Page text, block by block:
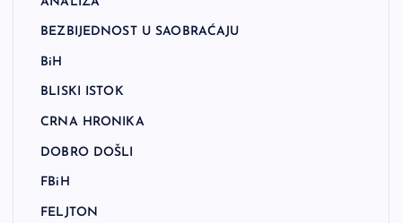
BEZBIJEDNOST U SAOBRAĆAJU
BiH
BLISKI ISTOK
CRNA HRONIKA
DOBRO DOŠLI
FBiH
FELJTON